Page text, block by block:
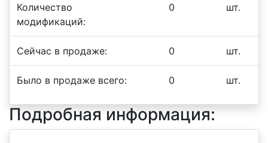
Количество
модификаций:
0 шт.
Сейчас в продаже: 0 шт.
Было в продаже всего: 0 шт.
Подробная информация: